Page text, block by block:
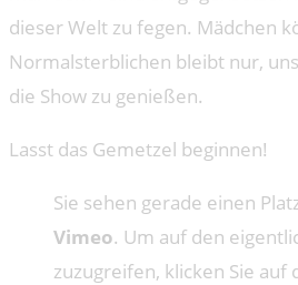
dieser Welt zu fegen. Mädchen
Normalsterblichen bleibt nur,
die Show zu genießen.
Lasst das Gemetzel beginnen!
Sie sehen gerade einen
Vimeo. Um auf den
zuzugreifen, klicken Sie auf